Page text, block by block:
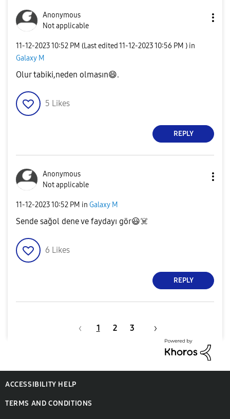
Anonymous
Not applicable
‎11-12-202310:52 PM (Last edited ‎11-12-202310:56 PM ) in
Galaxy M
Olur tabiki,neden olmasın😄.
5 Likes
REPLY
Anonymous
Not applicable
‎11-12-202310:52 PM in Galaxy M
Sende sağol dene ve faydayı gör😃☠️
6 Likes
REPLY
1 2 3
ACCESSIBILITY HELP
TERMS AND CONDITIONS